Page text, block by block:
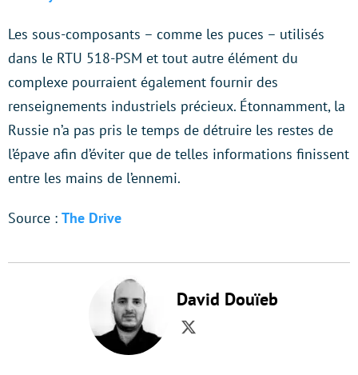
Les sous-composants – comme les puces – utilisés
dans le RTU 518-PSM et tout autre élément du
complexe pourraient également fournir des
renseignements industriels précieux. Étonnamment, la
Russie n’a pas pris le temps de détruire les restes de
l’épave afin d’éviter que de telles informations finissent
entre les mains de l’ennemi.
Source : The Drive
David Douïeb
Twitter